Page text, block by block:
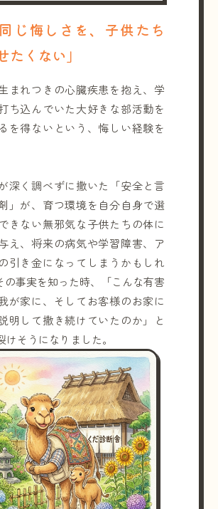
同じ悔しさを、子供たち
たくない」
まれつきの心臓疾患を抱え、学
ち込んでいた大好きな部活動を
を得ないという、悔しい経験を
深く調べずに撒いた「安全と言
」が、育つ環境を自分自身で選
きない無邪気な子供たちの体に
え、将来の病気や学習障害、ア
引き金になってしまうかもしれ
事実を知った時、「こんな有害
が家に、そしてお客様のお家に
明して撒き続けていたのか」と
けそうになりました。